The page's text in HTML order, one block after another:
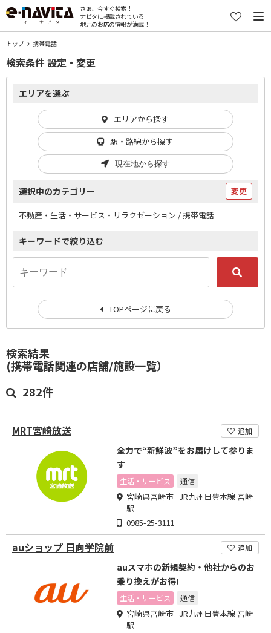
さぁ、今すぐ検索！
ナビタに掲載されている
地元のお店の情報が満載！
トップ 携帯電話
検索結果
(携帯電話関連の店舗/施設一覧）
282件
MRT宮崎放送 追加
全力で“新鮮波”をお届けして参りま
す
生活・サービス 通信
宮崎県宮崎市 JR九州日豊本線 宮崎
駅
0985-25-3111
auショップ 日向学院前 追加
auスマホの新規契約・他社からのお
乗り換えがお得!
生活・サービス 通信
宮崎県宮崎市 JR九州日豊本線 宮崎
駅
検索条件 設定・変更
エリアを選ぶ
エリアから探す
駅・路線から探す
現在地から探す
選択中のカテゴリー 変更
不動産・生活・サービス・リラクゼーション / 携帯電話
キーワードで絞り込む
TOPページに戻る